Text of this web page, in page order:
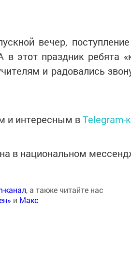
вечер,
в этот праздник ребята
и радовались
и интересным вTelegram-
в национальном
канал, а также читайте нас
и Макс